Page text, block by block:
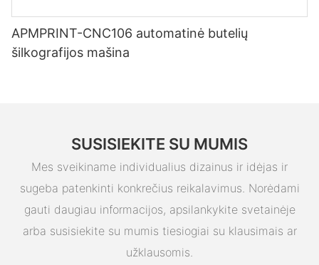
APMPRINT-CNC106 automatinė butelių
šilkografijos mašina
SUSISIEKITE SU MUMIS
Mes sveikiname individualius dizainus ir idėjas ir
sugeba patenkinti konkrečius reikalavimus. Norėdami
gauti daugiau informacijos, apsilankykite svetainėje
arba susisiekite su mumis tiesiogiai su klausimais ar
užklausomis.